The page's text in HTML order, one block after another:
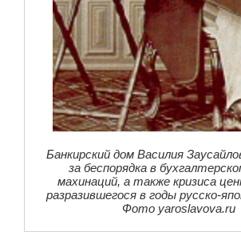
Банкирский дом Василия
за беспорядка в
махинаций, а также кризиса
разразившегося в годы русско-
Фото yaroslavova.ru